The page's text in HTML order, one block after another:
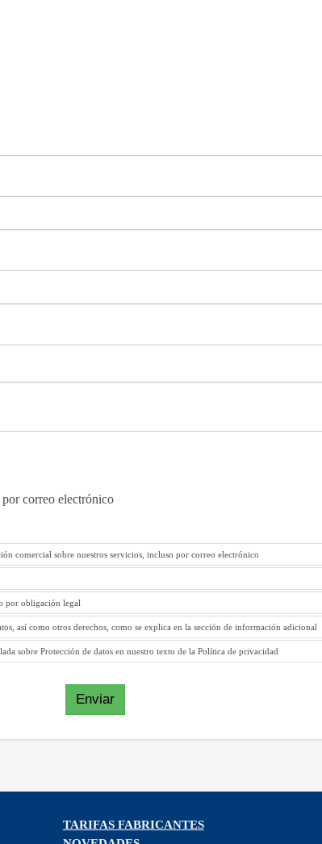
correo electrónico
comercial sobre nuestros servicios, incluso por correo electrónico
por obligación legal
así como otros derechos, como se explica en la sección de información adicional
sobre Protección de datos en nuestro texto de la Política de privacidad
Enviar
TARIFAS FABRICANTES